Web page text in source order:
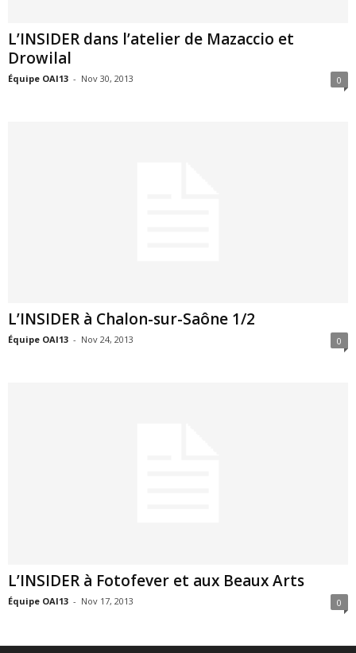
L’INSIDER dans l’atelier de Mazaccio et
Drowilal
Équipe OAI13 - Nov 30, 2013 0
L’INSIDER à Chalon-sur-Saône 1/2
Équipe OAI13 - Nov 24, 2013 0
L’INSIDER à Fotofever et aux Beaux Arts
Équipe OAI13 - Nov 17, 2013 0